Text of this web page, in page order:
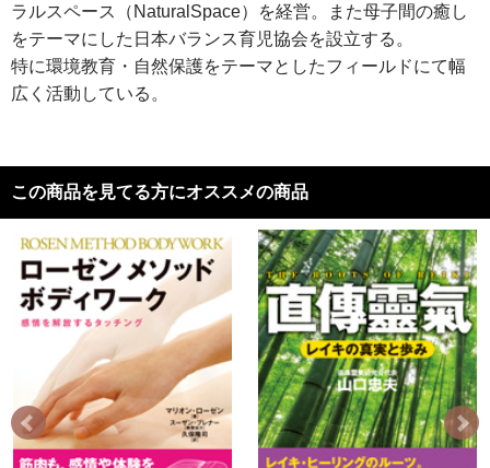
ラルスペース（NaturalSpace）を経営。また母子間の癒し
をテーマにした日本バランス育児協会を設立する。
特に環境教育・自然保護をテーマとしたフィールドにて幅
広く活動している。
この商品を見てる方にオススメの商品